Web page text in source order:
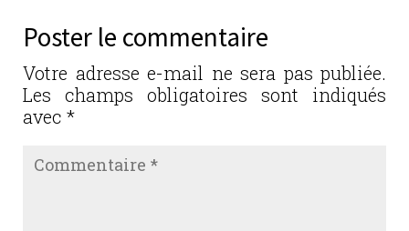
b
o
o
k
r
n
er
Poster le commentaire
Votre adresse e-mail ne sera pas publiée.
Les champs obligatoires sont indiqués
avec *